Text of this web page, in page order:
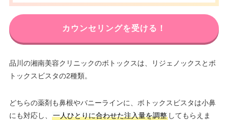
カウンセリングを受ける！
品川の湘南美容クリニックのボトックスは、リジェノックスとボ
トックスビスタの2種類。
どちらの薬剤も鼻根やバニーラインに、ボトックスビスタは小鼻
にも対応し、
一人ひとりに合わせた注入量を調整してもらえま